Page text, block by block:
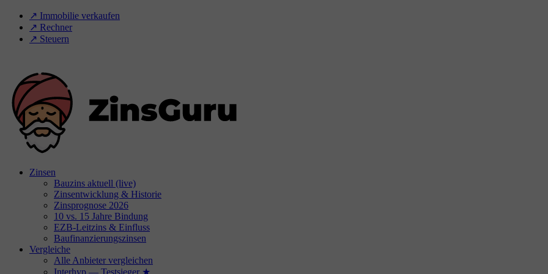
↗️ Immobilie verkaufen
↗️ Rechner
↗️ Steuern
Zinsen
Bauzins aktuell (live)
Zinsentwicklung & Historie
Zinsprognose 2026
10 vs. 15 Jahre Bindung
EZB-Leitzins & Einfluss
Baufinanzierungszinsen
Vergleiche
Alle Anbieter vergleichen
Interhyp — Testsieger ★